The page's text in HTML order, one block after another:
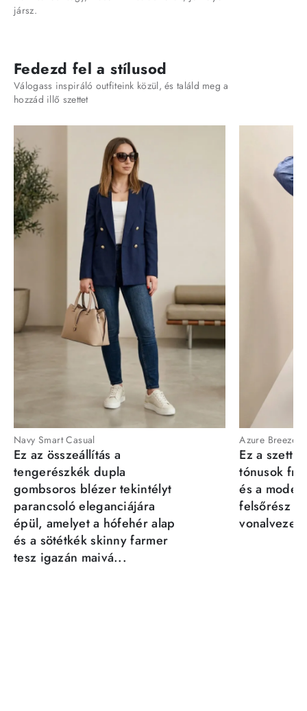
jársz.
Fedezd fel a stílusod
Válogass inspiráló outfiteink közül, és találd meg a
hozzád illő szettet
Navy Smart Casual
Ez az összeállítás a
tengerészkék dupla
gombsoros blézer tekintélyt
parancsoló eleganciájára
épül, amelyet a hófehér alap
és a sötétkék skinny farmer
tesz igazán maivá...
Azure Breeze
Ez a szett
tónusok
és a
felsőrész